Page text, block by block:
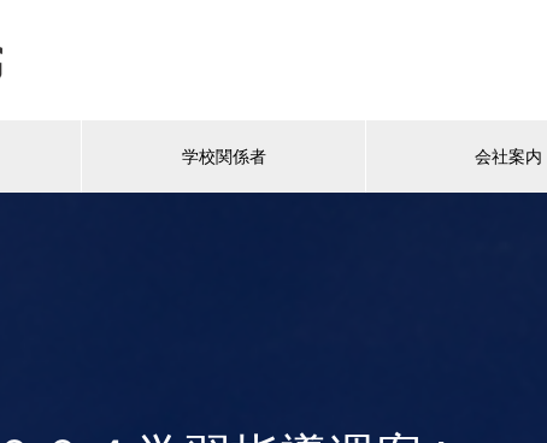
学校関係者 会社案内